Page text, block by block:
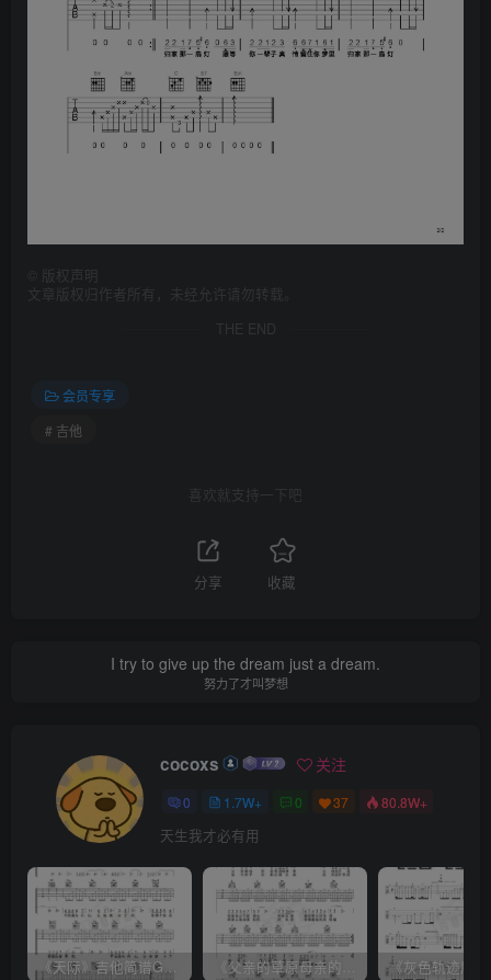
版权声明
文章版权归作者所有，未经允许请勿转载。
THE END
会员专享
# 吉他
喜欢就支持一下吧
分享 收藏
I try to give up the dream just a dream.
努力了才叫梦想
cocoxs 关注
0 1.7W+ 0 37 80.8W+
天生我才必有用
《天际》吉他简谱G调弹唱谱（姜玉阳） 《父亲的草原母亲的河》吉他简谱C调弹唱谱（腾格尔）